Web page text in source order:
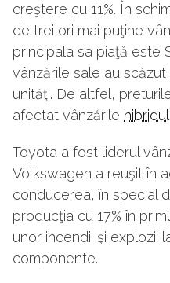
creştere cu 11%. În
de trei ori mai puţine
principala sa piaţă este
vânzările sale au scăzut
unităţi. De altfel,
afectat vânzările
Toyota a fost liderul
Volkswagen a reuşit în
conducerea, în special
producţia cu 17% în
unor incendii şi explozii
componente.